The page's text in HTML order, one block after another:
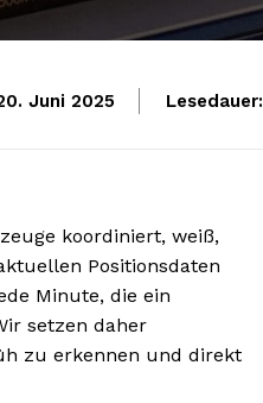
Juni 2025 Lesedauer:
koordiniert, weiß,
Positionsdaten
Minute, die ein
setzen daher
zu erkennen und direkt